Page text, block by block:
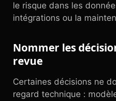
le risque dans les
intégrations ou la
Nommer les
revue
Certaines décisions ne
regard technique :